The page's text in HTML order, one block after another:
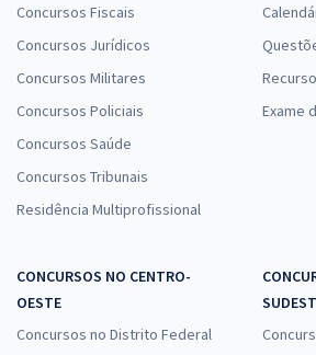
Concursos Fiscais
Concursos Jurídicos
Concursos Militares
Concursos Policiais
Concursos Saúde
Concursos Tribunais
Residência Multiprofissional
Exame
CONCURSOS NO CENTRO-
OESTE
Concursos no Distrito Federal